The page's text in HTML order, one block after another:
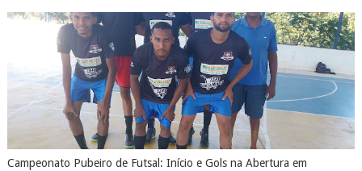
Campeonato Pubeiro de Futsal: Início e Gols na Abertura em